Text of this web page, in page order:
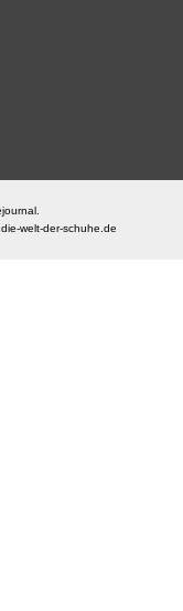
welt-der-schuhe.de